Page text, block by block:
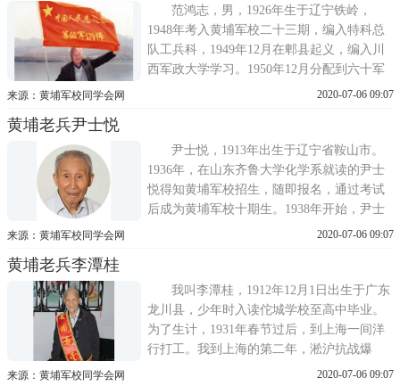
市规划测量队队长。1970年2月到农村插队落
户，1972年调回单位，曾荣获市
范鸿志，男，1926年生于辽宁铁岭，
1948年考入黄埔军校二十三期，编入特科总
队工兵科，1949年12月在郫县起义，编入川
西军政大学学习。1950年12月分配到六十军
工兵营任军事教员。1951年3月参加抗美援
谋。1959年在长江南京段参加国防施工，荣
获一八零师先进分子称号。1964
来源：黄埔军校同学会网 2020-07-06 09:07
黄埔老兵尹士悦
尹士悦，1913年出生于辽宁省鞍山市。
1936年，在山东齐鲁大学化学系就读的尹士
悦得知黄埔军校招生，随即报名，通过考试
后成为黄埔军校十期生。1938年开始，尹士
悦先后在广西柳州和云南昆明学习飞行，两
的他被分配留校，拟任教育副官。但尹士悦
认为好男儿应该奔赴抗日最前
来源：黄埔军校同学会网 2020-07-06 09:07
黄埔老兵李潭桂
我叫李潭桂，1912年12月1日出生于广东
龙川县，少年时入读佗城学校至高中毕业。
为了生计，1931年春节过后，到上海一间洋
行打工。我到上海的第二年，淞沪抗战爆
发，十九路军和第五军的将士伤亡很大，军
来源：黄埔军校同学会网 2020-07-06 09:07